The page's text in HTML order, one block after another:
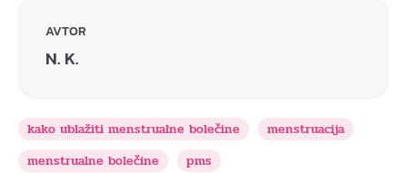
AVTOR
N. K.
kako ublažiti menstrualne bolečine
menstruacija
menstrualne bolečine
pms